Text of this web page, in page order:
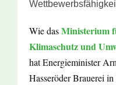
Wie dasMinisterium
Klimaschutz und
hat Energieminister
Hasseröder Brauerei